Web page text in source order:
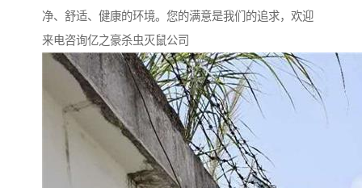
净、舒适、健康的环境。您的满意是我们的追求，欢迎
来电咨询亿之豪杀虫灭鼠公司